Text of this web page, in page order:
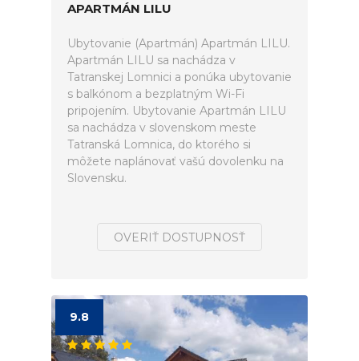
APARTMÁN LILU
Ubytovanie (Apartmán) Apartmán LILU.
Apartmán LILU sa nachádza v
Tatranskej Lomnici a ponúka ubytovanie
s balkónom a bezplatným Wi-Fi
pripojením. Ubytovanie Apartmán LILU
sa nachádza v slovenskom meste
Tatranská Lomnica, do ktorého si
môžete naplánovať vašú dovolenku na
Slovensku.
OVERIŤ DOSTUPNOSŤ
9.8